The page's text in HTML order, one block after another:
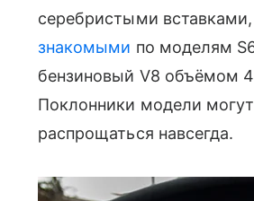
серебристыми
знакомыми по моделям
бензиновый V8 объёмом
Поклонники модели
распрощаться навсегда.